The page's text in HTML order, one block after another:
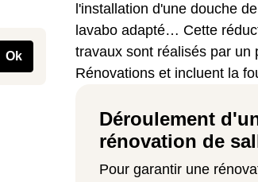
Ok
l'installation d'une douche
lavabo adapté… Cette
travaux sont réalisés par un
Rénovations et incluent la
Déroulement
rénovation de
Pour garantir une